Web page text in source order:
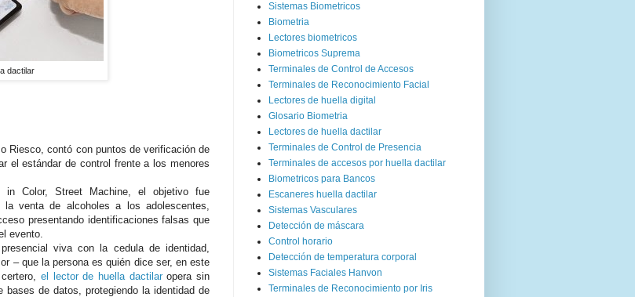
dactilar
Riesco, contó con puntos de verificación de
el estándar de control frente a los menores
in Color, Street Machine, el objetivo fue
venta de alcoholes a los adolescentes,
presentando identificaciones falsas que
evento.
viva con la cedula de identidad,
– que la persona es quién dice ser, en este
certero,el lector de huella dactilaropera sin
bases de datos, protegiendo la identidad de
Sistemas Biometricos
Biometria
Lectores biometricos
Biometricos Suprema
Terminales de Control de Accesos
Terminales de Reconocimiento Facial
Lectores de huella digital
Glosario Biometria
Lectores de huella dactilar
Terminales de Control de Presencia
Terminales de accesos por huella dactilar
Biometricos para Bancos
Escaneres huella dactilar
Sistemas Vasculares
Detección de máscara
Control horario
Detección de temperatura corporal
Sistemas Faciales Hanvon
Terminales de Reconocimiento por Iris